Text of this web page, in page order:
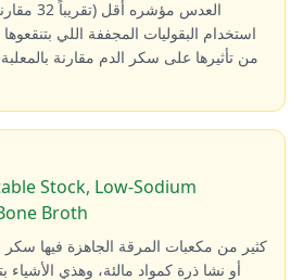
استخدام البقوليات المجففة اللي
من تأثيرها على سكر الدم مقارنة
Stock, Low-Sodium
Broth
كثير من مكعبات المرقة الجاهزة فيها
أو نشا ذرة كمواد مالئة، وهذي الأشياء